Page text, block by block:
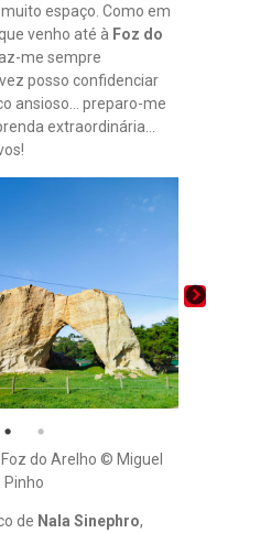
espaço. Como em
venho até à Foz do
me sempre
posso confidenciar
ansioso… preparo-me
extraordinária…
do Arelho © Miguel
Pinho
de Nala Sinephro,